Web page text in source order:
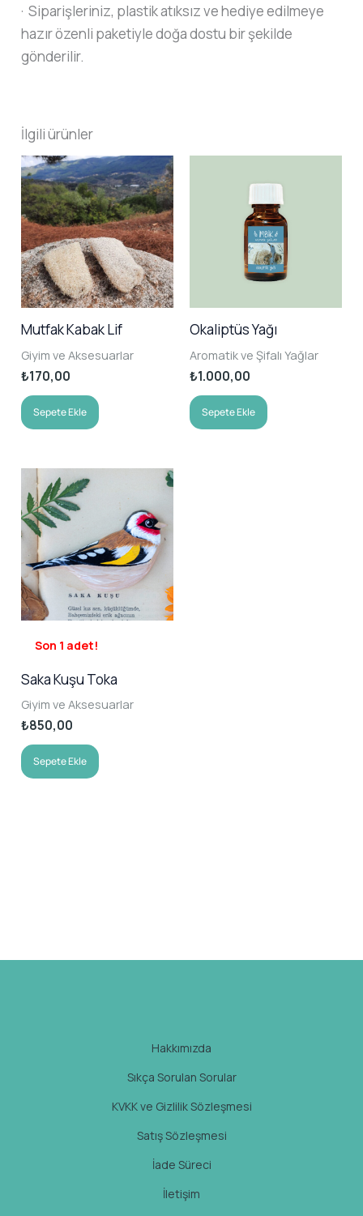
· Siparişleriniz, plastik atıksız ve hediye edilmeye
hazır özenli paketiyle doğa dostu bir şekilde
gönderilir.
İlgili ürünler
Mutfak Kabak Lif
Giyim ve Aksesuarlar
₺170,00
Sepete Ekle
Okaliptüs Yağı
Aromatik ve Şifalı Yağlar
₺1.000,00
Sepete Ekle
Son 1 adet!
Saka Kuşu Toka
Giyim ve Aksesuarlar
₺850,00
Sepete Ekle
Hakkımızda
Sıkça Sorulan Sorular
KVKK ve Gizlilik Sözleşmesi
Satış Sözleşmesi
İade Süreci
İletişim